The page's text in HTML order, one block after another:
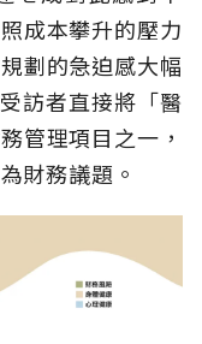
成本攀升的壓力
劃的急迫感大幅
訪者直接將「醫
管理項目之一，
財務議題。